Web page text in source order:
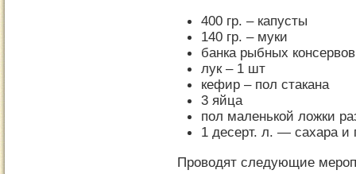
400 гр. – капусты
140 гр. – муки
банка рыбных
лук – 1 шт
кефир – пол стакана
3 яйца
пол маленькой ложки
1 десерт. л. — сахара и
Проводят следующие